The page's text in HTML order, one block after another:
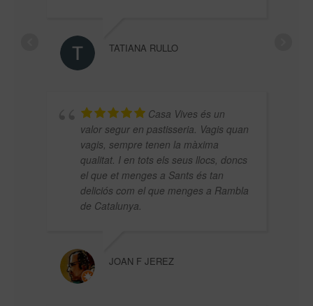
TATIANA RULLO
Casa Vives és un
valor segur en pastisseria. Vagis quan
vagis, sempre tenen la màxima
qualitat. I en tots els seus llocs, doncs
el que et menges a Sants és tan
deliciós com el que menges a Rambla
de Catalunya.
JOAN F JEREZ